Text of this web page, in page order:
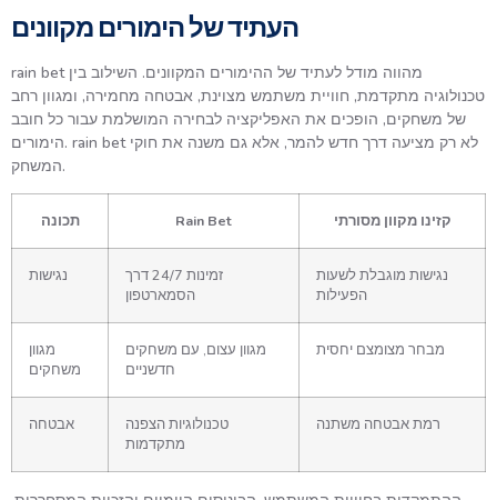
העתיד של הימורים מקוונים
rain bet מהווה מודל לעתיד של ההימורים המקוונים. השילוב בין
טכנולוגיה מתקדמת, חוויית משתמש מצוינת, אבטחה מחמירה, ומגוון רחב
של משחקים, הופכים את האפליקציה לבחירה המושלמת עבור כל חובב
הימורים. rain bet לא רק מציעה דרך חדש להמר, אלא גם משנה את חוקי
המשחק.
תכונה Rain Bet קזינו מקוון מסורתי
נגישות
זמינות 24/7 דרך
הסמארטפון
נגישות מוגבלת לשעות
הפעילות
מגוון
משחקים
מגוון עצום, עם משחקים
חדשניים
מבחר מצומצם יחסית
אבטחה
טכנולוגיות הצפנה
מתקדמות
רמת אבטחה משתנה